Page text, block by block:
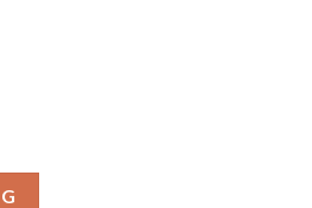
x 0.01 (Full Set)) số lượng